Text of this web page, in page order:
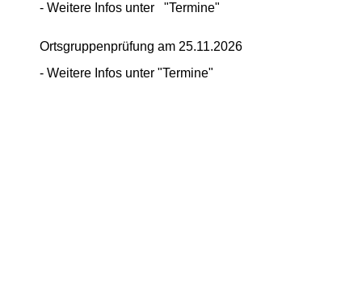
- Weitere Infos unter "Termine"
Ortsgruppenprüfung am 25.11.2026
- Weitere Infos unter "Termine"